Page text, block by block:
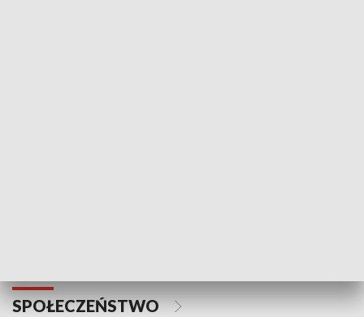
SPOŁECZEŃSTWO